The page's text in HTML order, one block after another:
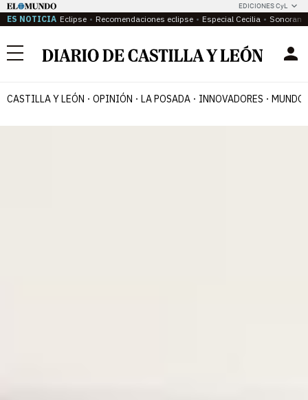
EDICIONES CyL
ES NOTICIA Eclipse Recomendaciones eclipse Especial Cecilia
Menú
CASTILLA Y LEÓN OPINIÓN LA POSADA INNOVADORES MUNDO